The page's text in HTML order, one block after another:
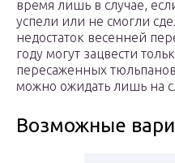
время лишь в случае,
успели или не смогли
недостаток весенней
году могут зацвести
пересаженных
можно ожидать лишь на
Возможные